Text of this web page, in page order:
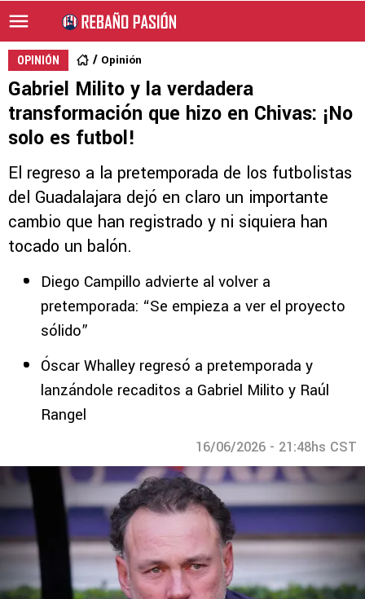
OPINIÓN Opinión
Gabriel Milito y la verdadera
transformación que hizo en Chivas: ¡No
solo es futbol!
El regreso a la pretemporada de los futbolistas
del Guadalajara dejó en claro un importante
cambio que han registrado y ni siquiera han
tocado un balón.
Diego Campillo advierte al volver a
pretemporada: “Se empieza a ver el proyecto
sólido”
Óscar Whalley regresó a pretemporada y
lanzándole recaditos a Gabriel Milito y Raúl
Rangel
16/06/2026 - 21:48hs CST